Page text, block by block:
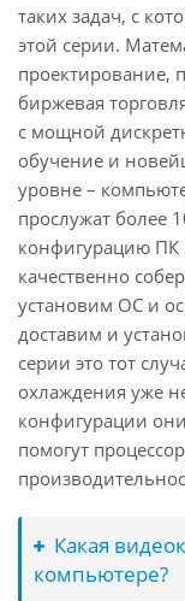
таких задач, с
этой серии.
проектирование,
биржевая
с мощной
обучение и
уровне –
прослужат более
конфигурацию ПК
качественно
установим ОС и
доставим и
серии это тот
охлаждения уже
конфигурации
помогут
Какая
компьютере?